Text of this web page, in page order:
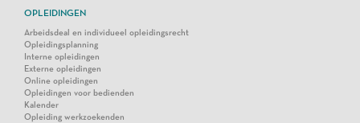
OPLEIDINGEN
Arbeidsdeal en individueel opleidingsrecht
Opleidingsplanning
Interne opleidingen
Externe opleidingen
Online opleidingen
Opleidingen voor bedienden
Kalender
Opleiding werkzoekenden